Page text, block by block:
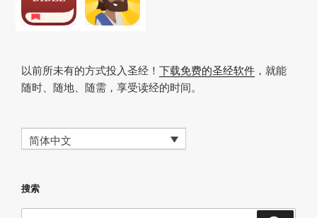
以前所未有的方式投入圣经！ 下载免费的圣经软件 ，就能
随时、随地、随需，享受读经的时间。
简体中文
搜索